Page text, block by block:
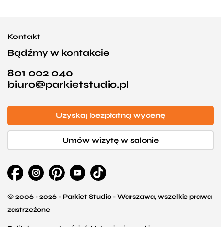
Kontakt
Bądźmy w kontakcie
801 002 040
biuro@parkietstudio.pl
Uzyskaj bezpłatną wycenę
Umów wizytę w salonie
© 2006 - 2026 - Parkiet Studio - Warszawa, wszelkie prawa
zastrzeżone